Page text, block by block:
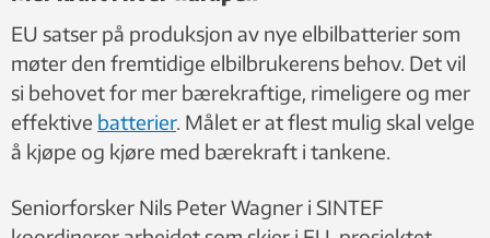
EU satser på produksjon av nye elbilbatterier som
møter den fremtidige elbilbrukerens behov. Det vil
si behovet for mer bærekraftige, rimeligere og mer
effektive batterier. Målet er at flest mulig skal velge
å kjøpe og kjøre med bærekraft i tankene.
Seniorforsker Nils Peter Wagner i SINTEF